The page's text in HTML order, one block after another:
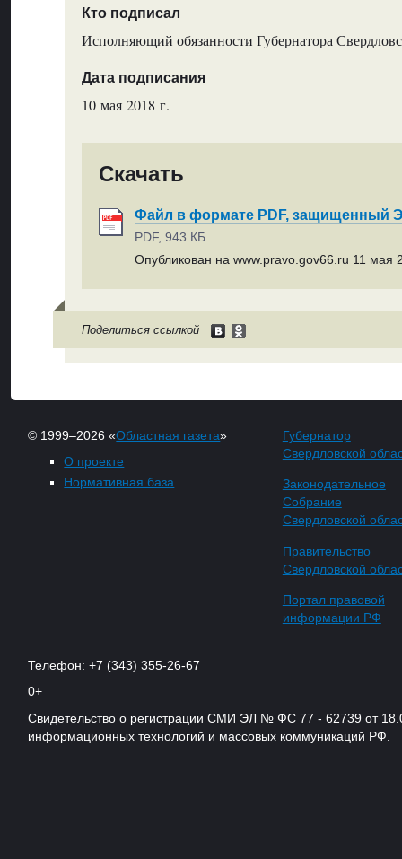
Кто подписал
Исполняющий обязанности Губернатора
Дата подписания
10 мая 2018 г.
Скачать
Файл в формате PDF, защищенный
PDF, 943 КБ
Опубликован на www.pravo.gov66.ru 11 мая
Поделиться ссылкой
© 1999–2026 «Областная газета»
О проекте
Нормативная база
Губернатор
Свердловской
Законодательное
Собрание
Свердловской
Правительство
Свердловской
Портал правовой
информации РФ
Телефон: +7 (343) 355-26-67
0+
Свидетельство о регистрации СМИ ЭЛ № ФС 77 - 62739 от
информационных технологий и массовых коммуникаций РФ.